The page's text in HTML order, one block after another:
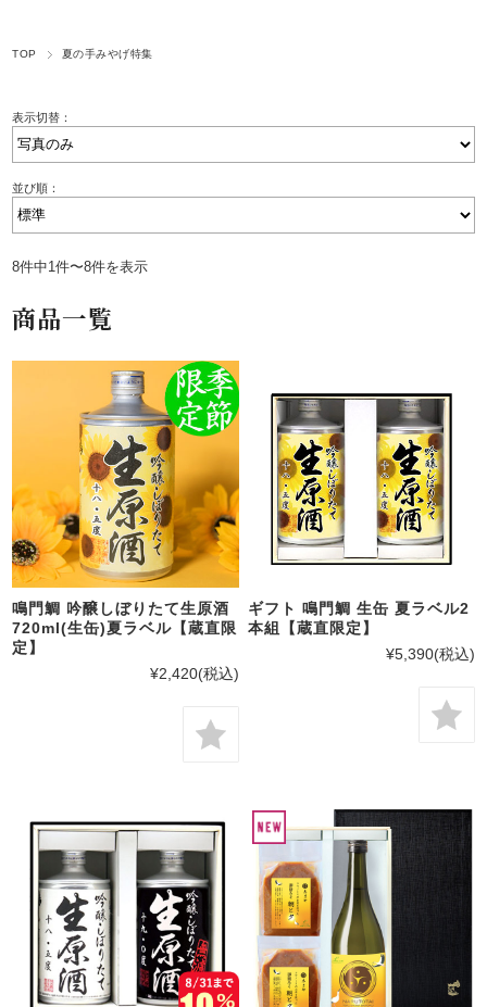
TOP 夏の手みやげ特集
表示切替：
並び順：
8件中1件〜8件を表示
商品一覧
鳴門鯛 吟醸しぼりたて生原酒
720ml(生缶)夏ラベル【蔵直限
定】
¥2,420(税込)
ギフト 鳴門鯛 生缶 夏ラベル2
本組【蔵直限定】
¥5,390(税込)